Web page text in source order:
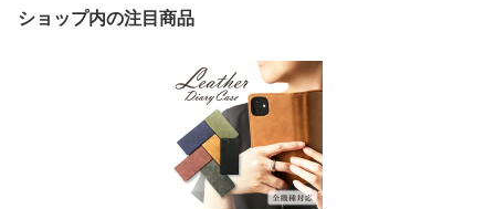
ショップ内の注目商品